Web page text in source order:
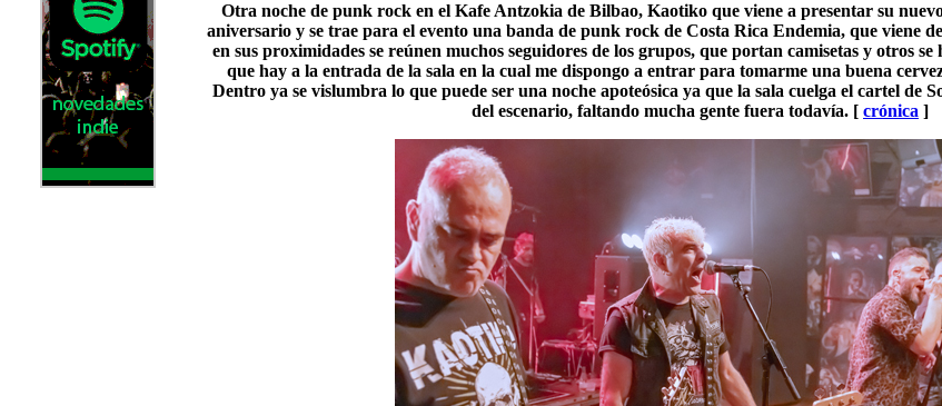
Otra noche de punk rock en el Kafe Antzokia de Bilbao, Kaotiko que viene a presentar su
aniversario y se trae para el evento una banda de punk rock de Costa Rica Endemia, que viene
en sus proximidades se reúnen muchos seguidores de los grupos, que portan camisetas y otros
que hay a la entrada de la sala en la cual me dispongo a entrar para tomarme una buena
Dentro ya se vislumbra lo que puede ser una noche apoteósica ya que la sala cuelga el cartel de
del escenario, faltando mucha gente fuera todavía. [ crónica ]